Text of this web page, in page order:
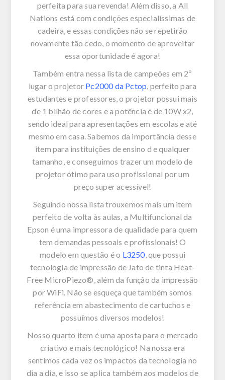
perfeita para sua revenda! Além disso, a All
Nations está com condições especialíssimas de
cadeira, e essas condições não se repetirão
novamente tão cedo, o momento de aproveitar
essa oportunidade é agora!
Também entra nessa lista de campeões em 2º
lugar o projetor Pc2000 da Pctop, perfeito para
estudantes e professores, o projetor possui mais
de 1 bilhão de cores e a potência é de 10W x2,
sendo ideal para apresentações em escolas e até
mesmo em casa. Sabemos da importância desse
item para instituições de ensino d e qualquer
tamanho, e conseguimos trazer um modelo de
projetor ótimo para uso profissional por um
preço super acessível!
Seguindo nossa lista trouxemos mais um item
perfeito de volta às aulas, a Multifuncional da
Epson é uma impressora de qualidade para quem
tem demandas pessoais e profissionais! O
modelo em questão é o L3250, que possui
tecnologia de impressão de Jato de tinta Heat-
Free MicroPiezo®, além da função da impressão
por WiFi. Não se esqueça que também somos
referência em abastecimento de cartuchos e
possuímos diversos modelos!
Nosso quarto item é uma aposta para o mercado
criativo e mais tecnológico! Na nossa era
sentimos cada vez os impactos da tecnologia no
dia a dia, e isso se aplica também aos modelos de